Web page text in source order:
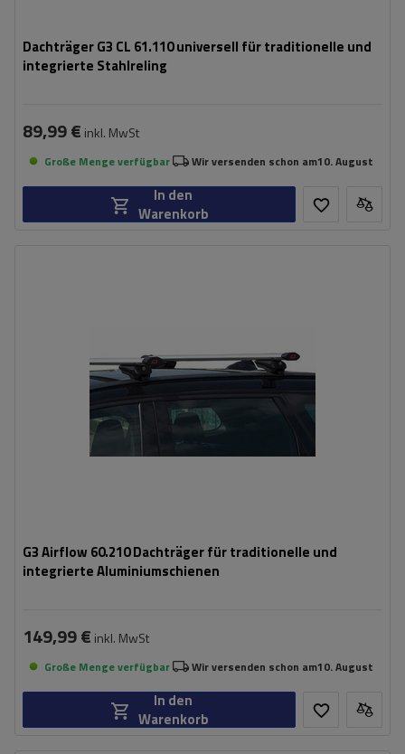
Dachträger G3 CL 61.110 universell für traditionelle und
integrierte Stahlreling
89,99 € inkl. MwSt
Große Menge verfügbar Wir versenden schon am10. August
In den
Warenkorb
G3 Airflow 60.210 Dachträger für traditionelle und
integrierte Aluminiumschienen
149,99 € inkl. MwSt
Große Menge verfügbar Wir versenden schon am10. August
In den
Warenkorb